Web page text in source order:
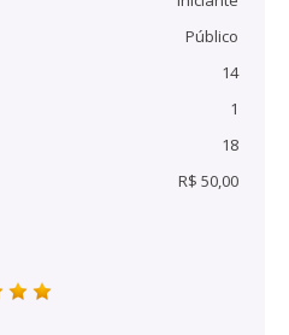
Público
14
1
18
R$ 50,00